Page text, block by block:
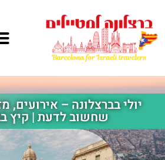
יולי בברצלונה – אירועים,
שחשוב לדעת | קיץ